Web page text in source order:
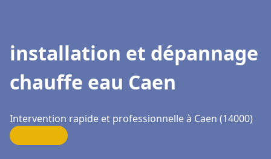
installation et dépannage
chauffe eau Caen
Intervention rapide et professionnelle à Caen (14000)